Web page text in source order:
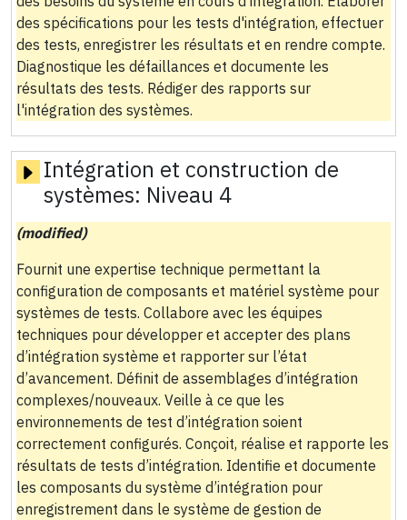
des spécifications pour les tests d'intégration, effectuer
des tests, enregistrer les résultats et en rendre compte.
Diagnostique les défaillances et documente les
résultats des tests. Rédiger des rapports sur
l'intégration des systèmes.
Intégration et construction de
systèmes: Niveau 4
(modified)
Fournit une expertise technique permettant la
configuration de composants et matériel système pour
systèmes de tests. Collabore avec les équipes
techniques pour développer et accepter des plans
d’intégration système et rapporter sur l’état
d’avancement. Définit de assemblages d’intégration
complexes/nouveaux. Veille à ce que les
environnements de test d’intégration soient
correctement configurés. Conçoit, réalise et rapporte les
résultats de tests d’intégration. Identifie et documente
les composants du système d’intégration pour
enregistrement dans le système de gestion de